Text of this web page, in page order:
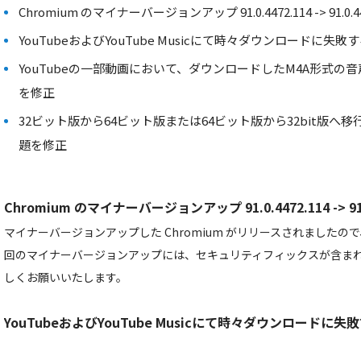
Chromium のマイナーバージョンアップ 91.0.4472.114 ->
YouTubeおよびYouTube Musicにて時々ダウンロードに失敗
YouTubeの一部動画において、ダウンロードしたM4A形式の
を修正
32ビット版から64ビット版または64ビット版から32bit版へ移
題を修正
Chromium のマイナーバージョンアップ 91.0.4472.114 ->
マイナーバージョンアップした Chromium がリリースされましたの
回のマイナーバージョンアップには、セキュリティフィックスが含ま
しくお願いいたします。
YouTubeおよびYouTube Musicにて時々ダウンロードに失